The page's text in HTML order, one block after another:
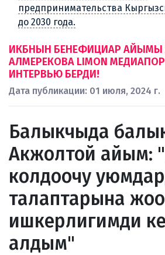
предпринимательства
до 2030 года.
ИКБНЫН БЕНЕФИЦИАР
АЛМЕРЕКОВА LIMON
ИНТЕРВЬЮ БЕРДИ!
Дата публикации: 01 июля, 2024 г.
Балыкчыда
Акжолтой айым:
колдоочу
талаптарына
ишкерлигимди
алдым"